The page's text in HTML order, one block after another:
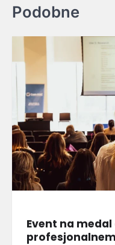
Podobne
Event na medal